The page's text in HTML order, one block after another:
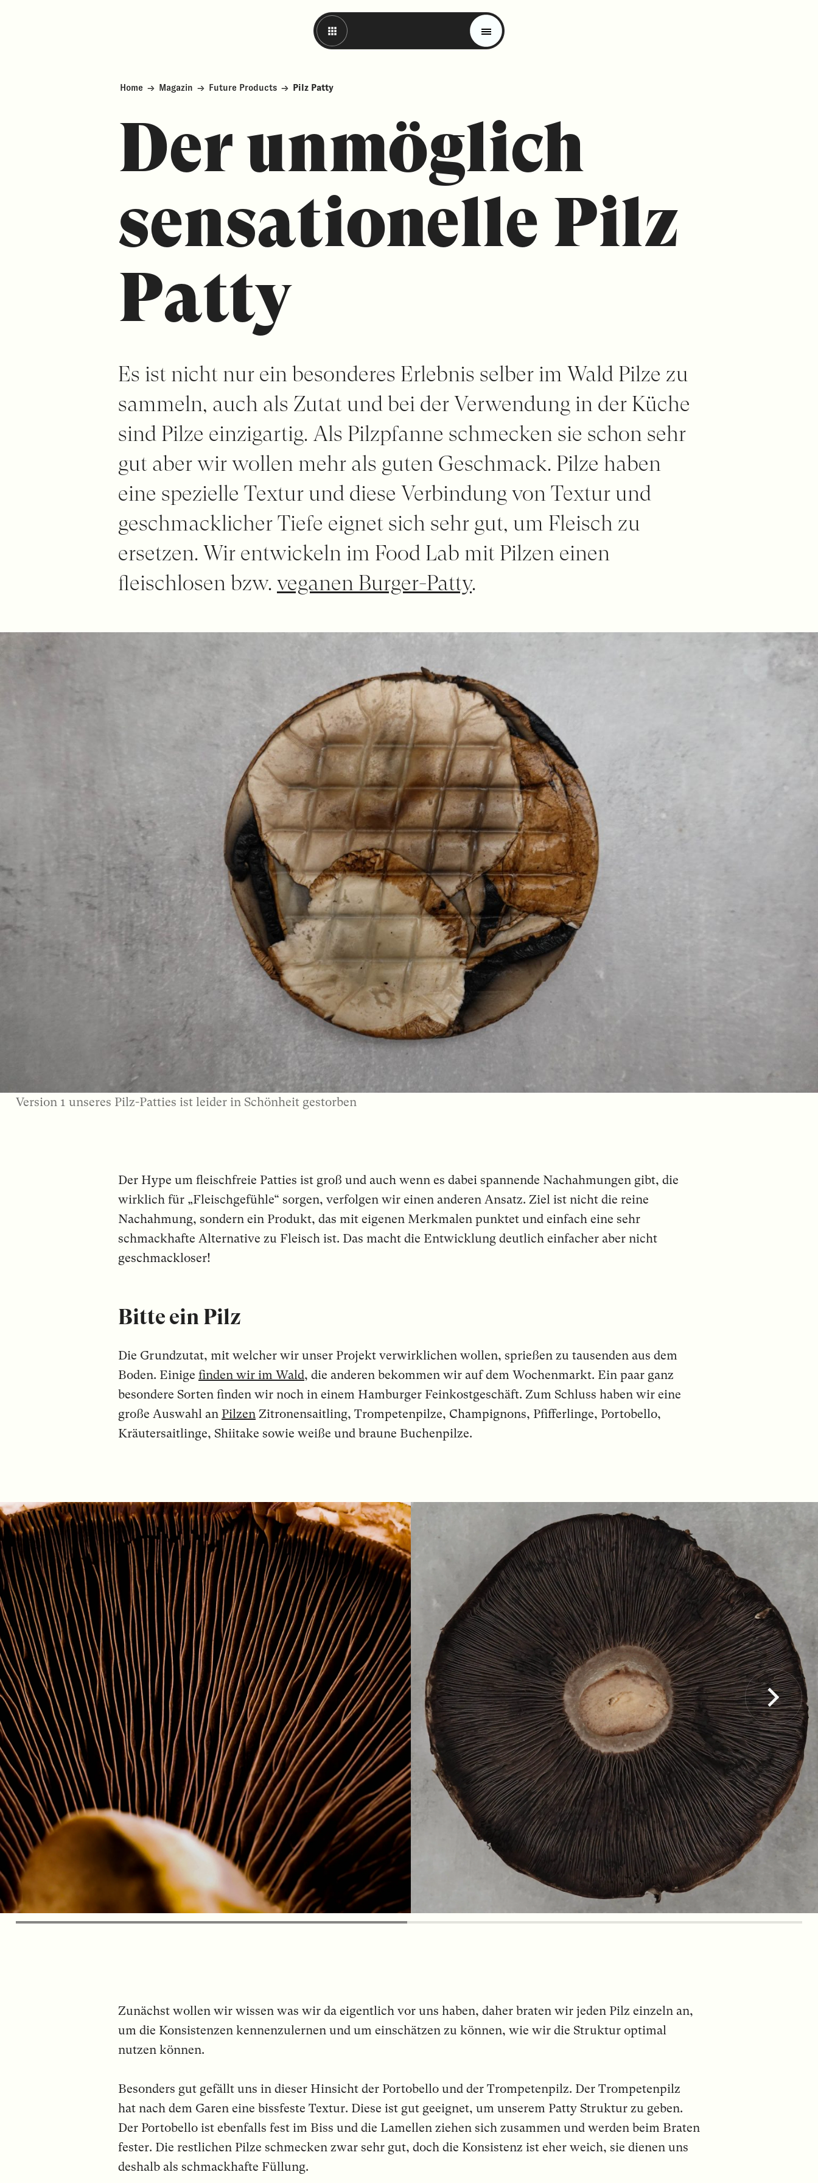
Magazin
Trends
Materials
Home → Magazin → Future Products → Pilz Patty
Der unmöglich
sensationelle Pilz
Patty
Es ist nicht nur ein besonderes Erlebnis selber im Wald Pilze zu
sammeln, auch als Zutat und bei der Verwendung in der Küche
sind Pilze einzigartig. Als Pilzpfanne schmecken sie schon sehr
gut aber wir wollen mehr als guten Geschmack. Pilze haben
eine spezielle Textur und diese Verbindung von Textur und
geschmacklicher Tiefe eignet sich sehr gut, um Fleisch zu
ersetzen. Wir entwickeln im Food Lab mit Pilzen einen
fleischlosen bzw. veganen Burger-Patty.
Version 1 unseres Pilz-Patties ist leider in Schönheit gestorben
Der Hype um fleischfreie Patties ist groß und auch wenn es dabei spannende Nachahmungen gibt, die
wirklich für „Fleischgefühle“ sorgen, verfolgen wir einen anderen Ansatz. Ziel ist nicht die reine
Nachahmung, sondern ein Produkt, das mit eigenen Merkmalen punktet und einfach eine sehr
schmackhafte Alternative zu Fleisch ist. Das macht die Entwicklung deutlich einfacher aber nicht
geschmackloser!
Bitte ein Pilz
Die Grundzutat, mit welcher wir unser Projekt verwirklichen wollen, sprießen zu tausenden aus dem
Boden. Einige finden wir im Wald, die anderen bekommen wir auf dem Wochenmarkt. Ein paar ganz
besondere Sorten finden wir noch in einem Hamburger Feinkostgeschäft. Zum Schluss haben wir eine
große Auswahl an Pilzen Zitronensaitling, Trompetenpilze, Champignons, Pfifferlinge, Portobello,
Kräutersaitlinge, Shiitake sowie weiße und braune Buchenpilze.
Zunächst wollen wir wissen was wir da eigentlich vor uns haben, daher braten wir jeden Pilz einzeln an,
um die Konsistenzen kennenzulernen und um einschätzen zu können, wie wir die Struktur optimal
nutzen können.
Besonders gut gefällt uns in dieser Hinsicht der Portobello und der Trompetenpilz. Der Trompetenpilz
hat nach dem Garen eine bissfeste Textur. Diese ist gut geeignet, um unserem Patty Struktur zu geben.
Der Portobello ist ebenfalls fest im Biss und die Lamellen ziehen sich zusammen und werden beim Braten
fester. Die restlichen Pilze schmecken zwar sehr gut, doch die Konsistenz ist eher weich, sie dienen uns
deshalb als schmackhafte Füllung.